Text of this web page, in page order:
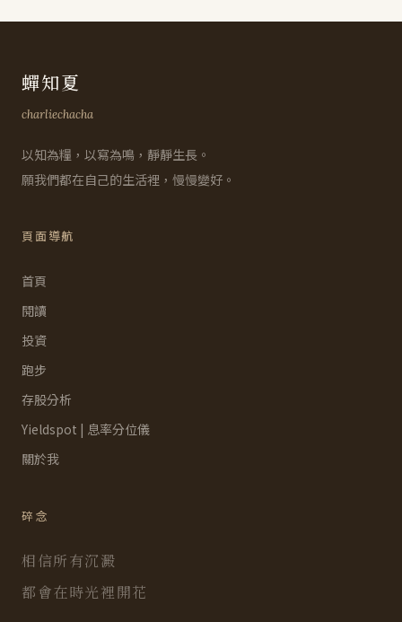
蟬知夏
charliechacha
以知為糧，以寫為鳴，靜靜生長。
願我們都在自己的生活裡，慢慢變好。
頁面導航
首頁
閱讀
投資
跑步
存股分析
Yieldspot | 息率分位儀
關於我
碎念
相信所有沉澱
都會在時光裡開花